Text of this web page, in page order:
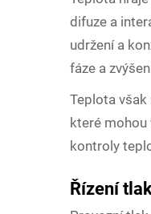
difuze a
udržení a
fáze a
Teplota
které mohou
kontroly
Řízení